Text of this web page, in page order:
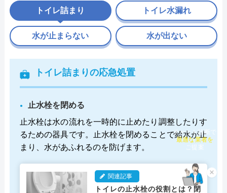
トイレ詰まり
トイレ詰まりの応急処置
止水栓を閉める
止水栓は水の流れを一時的に止めたり調整したりす
るための器具です。止水栓を閉めることで給水が止
まり、水があふれるのを防げます。
関連記事
トイレの止水栓の役割とは？閉
トイレ水漏れ
水が止まらない 水が出ない
×
チャット診断で
最適な業者を
ご提案